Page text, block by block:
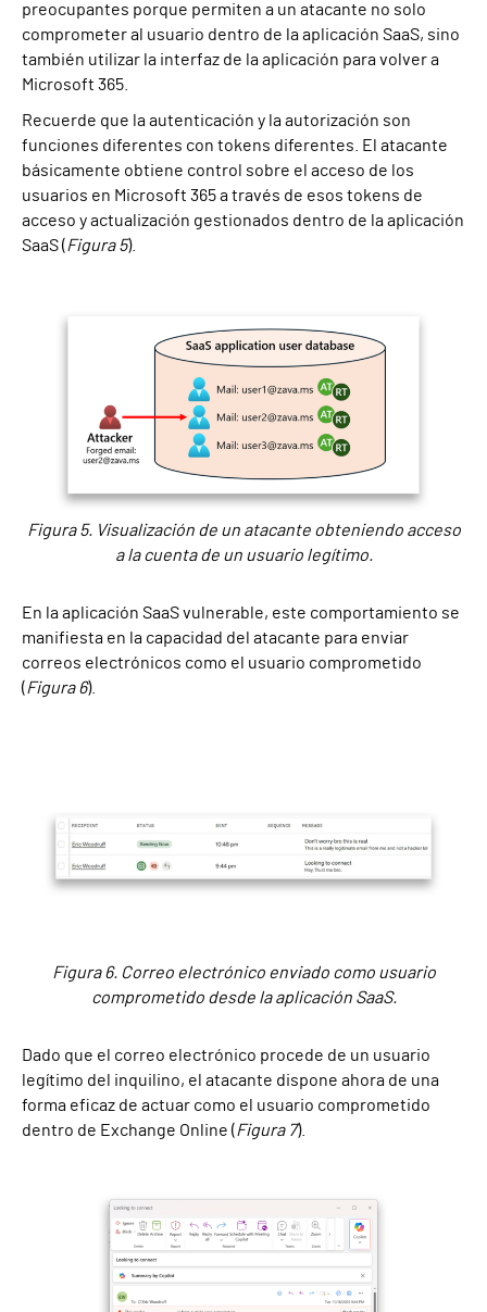
preocupantes porque permiten a un atacante no solo
comprometer al usuario dentro de la aplicación SaaS, sino
también utilizar la interfaz de la aplicación para volver a
Microsoft 365.
Recuerde que la autenticación y la autorización son
funciones diferentes con tokens diferentes. El atacante
básicamente obtiene control sobre el acceso de los
usuarios en Microsoft 365 a través de esos tokens de
acceso y actualización gestionados dentro de la aplicación
SaaS (Figura 5).
Figura 5. Visualización de un atacante obteniendo acceso
a la cuenta de un usuario legítimo.
En la aplicación SaaS vulnerable, este comportamiento se
manifiesta en la capacidad del atacante para enviar
correos electrónicos como el usuario comprometido
(Figura 6).
Figura 6. Correo electrónico enviado como usuario
comprometido desde la aplicación SaaS.
Dado que el correo electrónico procede de un usuario
legítimo del inquilino, el atacante dispone ahora de una
forma eficaz de actuar como el usuario comprometido
dentro de Exchange Online (Figura 7).